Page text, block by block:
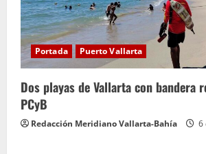
Portada Puerto Vallarta
Dos playas de Vallarta con bandera
PCyB
Redacción Meridiano Vallarta-Bahía 6